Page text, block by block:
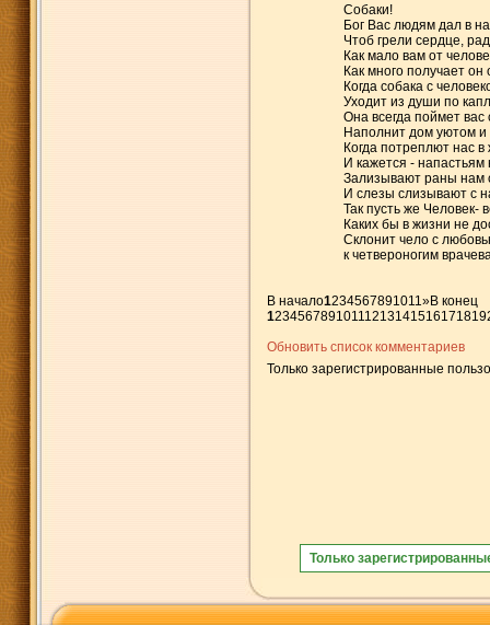
Собаки!
Бог Вас людям дал в
Чтоб грели сердце,
Как мало вам от
Как много получает он
Когда собака с
Уходит из души по
Она всегда поймет вас
Наполнит дом уютом и
Когда потреплют нас в
И кажется - напастьям
Зализывают раны нам
И слезы слизывают с
Так пусть же Человек-
Каких бы в жизни не
Склонит чело с
к четвероногим
В начало1234567891011 »В конец
1234567891011 1213141516171819
Обновить список комментариев
Только зарегистрированные
Только